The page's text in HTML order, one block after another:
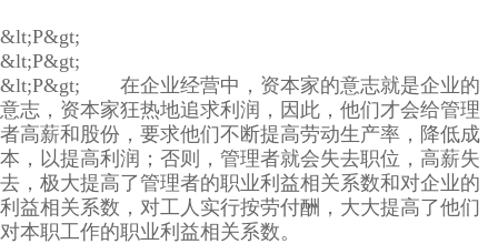
&lt;P&gt;
&lt;P&gt;
&lt;P&gt; 在企业经营中，资本家的意志就是企业的
意志，资本家狂热地追求利润，因此，他们才会给管理
者高薪和股份，要求他们不断提高劳动生产率，降低成
本，以提高利润；否则，管理者就会失去职位，高薪失
去，极大提高了管理者的职业利益相关系数和对企业的
利益相关系数，对工人实行按劳付酬，大大提高了他们
对本职工作的职业利益相关系数。